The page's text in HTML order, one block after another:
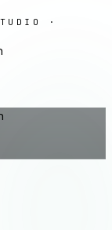
·